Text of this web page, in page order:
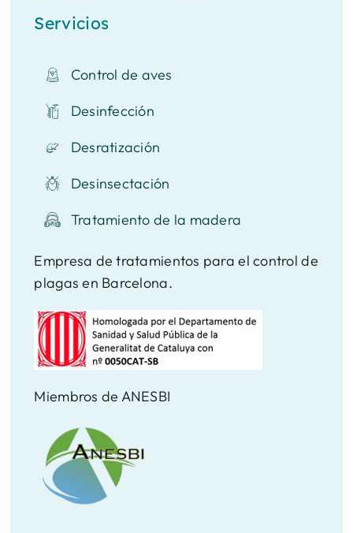
Servicios
Control de aves
Desinfección
Desratización
Desinsectación
Tratamiento de la madera
Empresa de tratamientos para el control de
plagas en Barcelona.
Miembros de ANESBI